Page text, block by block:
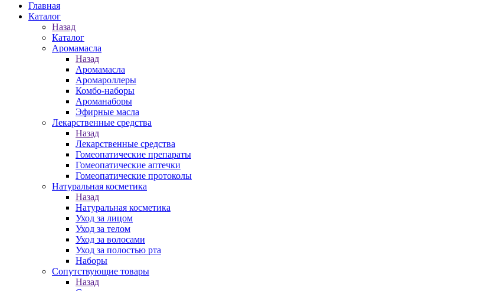
Главная
Каталог
Назад
Каталог
Аромамасла
Назад
Аромамасла
Аромароллеры
Комбо-наборы
Ароманаборы
Эфирные масла
Лекарственные средства
Назад
Лекарственные средства
Гомеопатические препараты
Гомеопатические аптечки
Гомеопатические протоколы
Натуральная косметика
Назад
Натуральная косметика
Уход за лицом
Уход за телом
Уход за волосами
Уход за полостью рта
Наборы
Сопутствующие товары
Назад